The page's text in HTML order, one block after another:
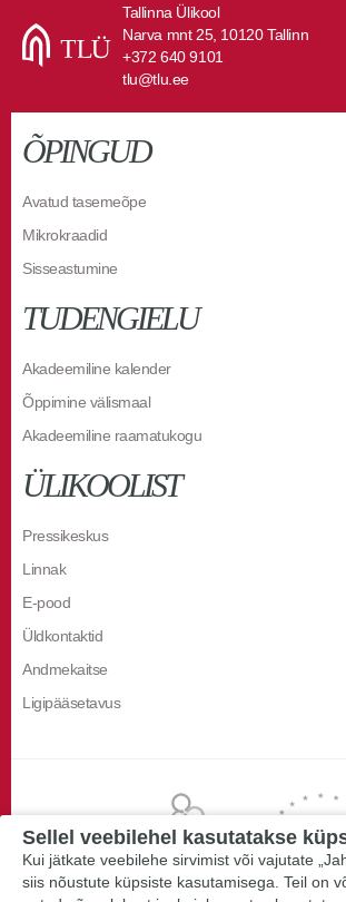
Tallinna Ülikool
Narva mnt 25, 10120 Tallinn
+372 640 9101
tlu@tlu.ee
ÕPINGUD
Avatud tasemeõpe
Mikrokraadid
Sisseastumine
TUDENGIELU
Akadeemiline kalender
Õppimine välismaal
Akadeemiline raamatukogu
ÜLIKOOLIST
Pressikeskus
Linnak
E-pood
Üldkontaktid
Andmekaitse
Ligipääsetavus
Sellel veebilehel kasutatakse
Kui jätkate veebilehe sirvimist või vajutate
siis nõustute küpsiste kasutamisega. Teil on